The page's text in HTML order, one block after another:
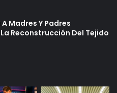
Madres Y Padres
Reconstrucción Del Tejido